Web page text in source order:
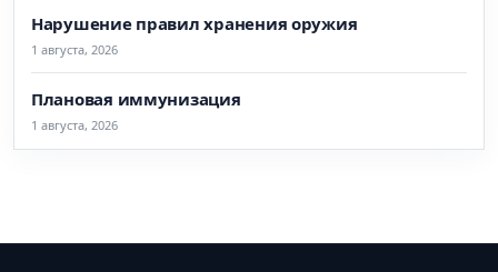
Нарушение правил хранения оружия
1 августа, 2026
Плановая иммунизация
1 августа, 2026